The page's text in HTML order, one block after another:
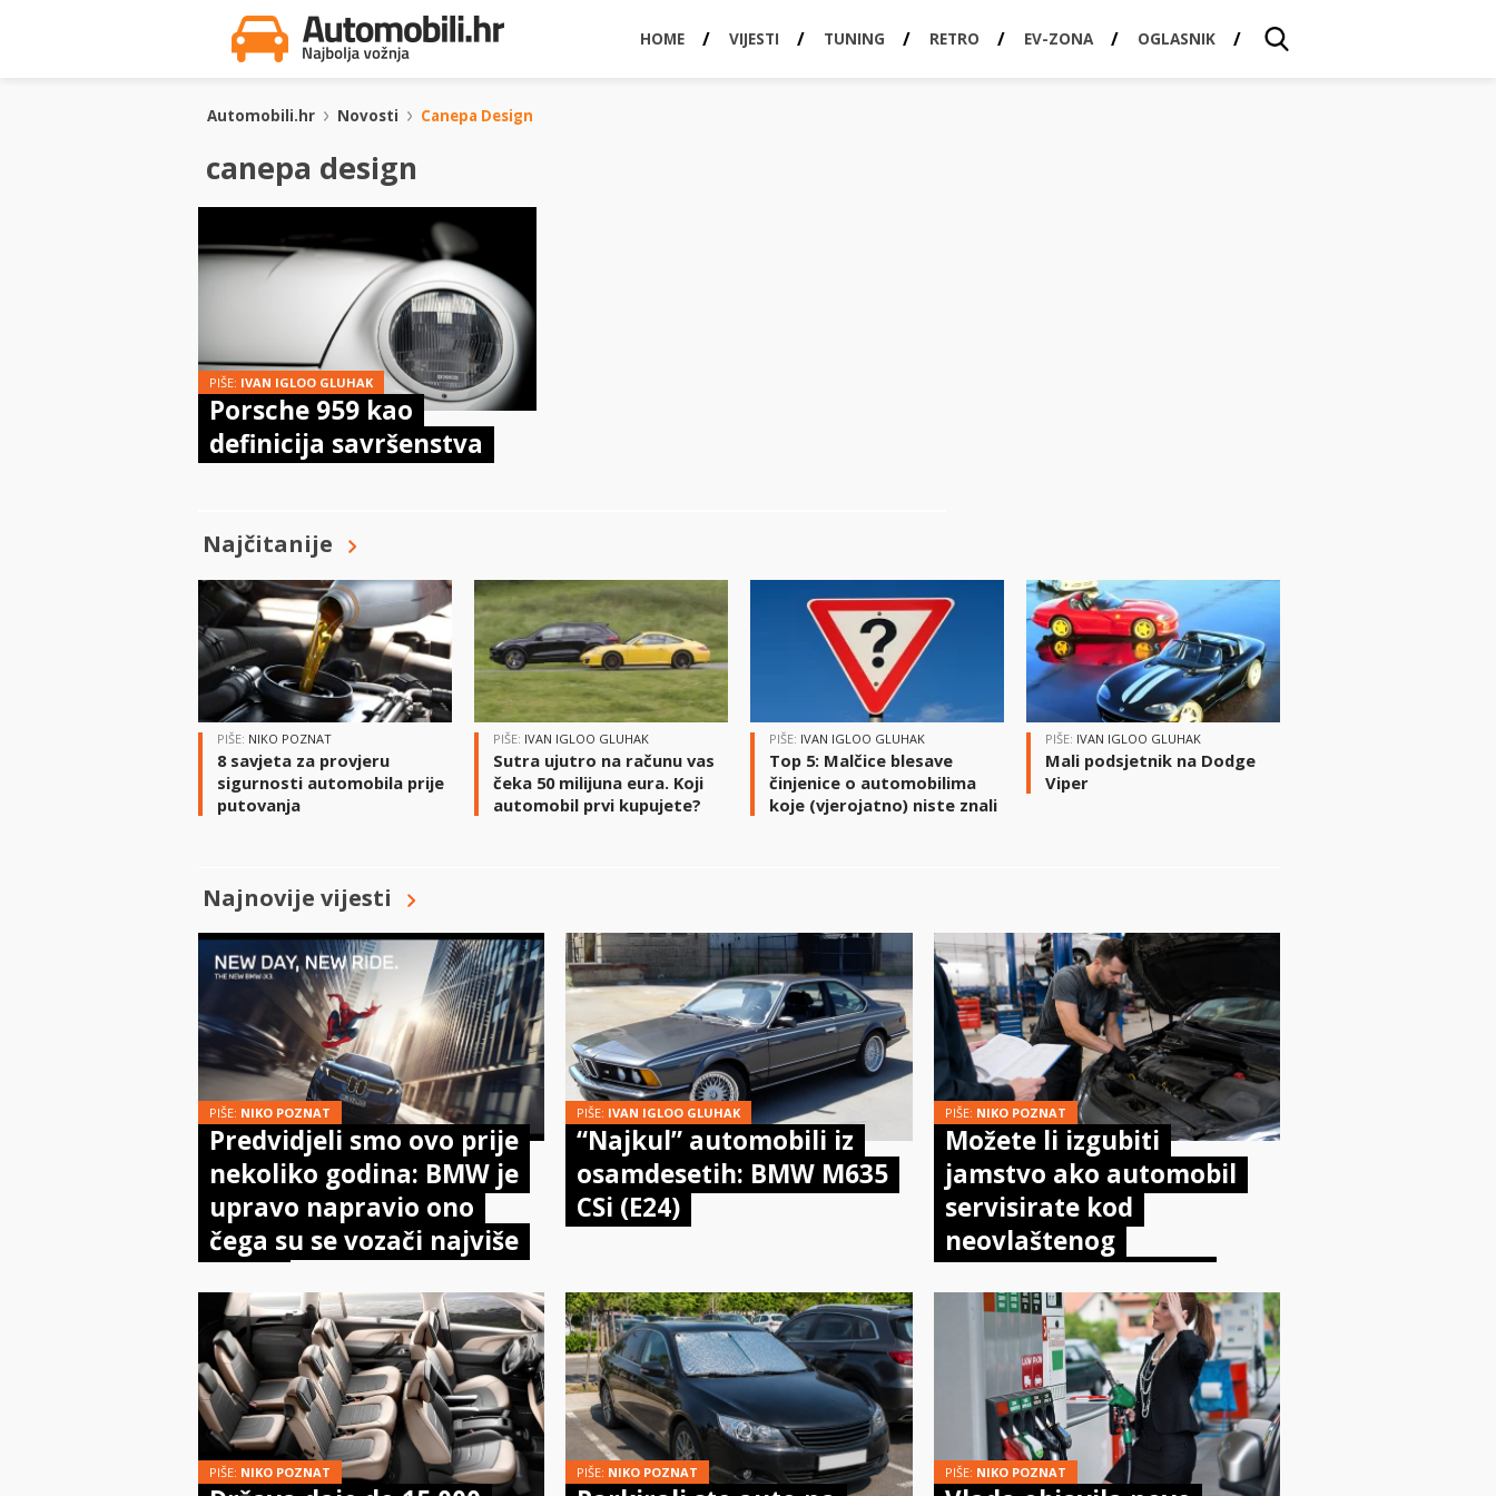
HOME VIJESTI TUNING RETRO EV-ZONA OGLASNIK
Automobili.hr Novosti Canepa Design
canepa design
PIŠE: IVAN IGLOO GLUHAK
Porsche 959 kao
definicija savršenstva
Najčitanije
PIŠE: NIKO POZNAT
8 savjeta za provjeru
sigurnosti automobila prije
putovanja
PIŠE: IVAN IGLOO GLUHAK
Sutra ujutro na računu vas
čeka 50 milijuna eura. Koji
automobil prvi kupujete?
PIŠE: IVAN IGLOO GLUHAK
Top 5: Malčice blesave
činjenice o automobilima
koje (vjerojatno) niste znali
PIŠE: IVAN IGLOO GLUHAK
Mali podsjetnik na Dodge
Viper
Najnovije vijesti
PIŠE: NIKO POZNAT
Predvidjeli smo ovo prije
nekoliko godina: BMW je
upravo napravio ono
čega su se vozači najviše
PIŠE: IVAN IGLOO GLUHAK
“Najkul” automobili iz
osamdesetih: BMW M635
CSi (E24)
PIŠE: NIKO POZNAT
Možete li izgubiti
jamstvo ako automobil
servisirate kod
neovlaštenog
doista kaže zakon
PIŠE: NIKO POZNAT PIŠE: NIKO POZNAT PIŠE: NIKO POZNAT